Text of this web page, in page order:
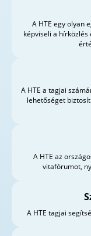
A HTE egy olyan
képviseli a
A HTE a tagjai
lehetőséget
A HTE az
vitafórumot,
A HTE tagjai